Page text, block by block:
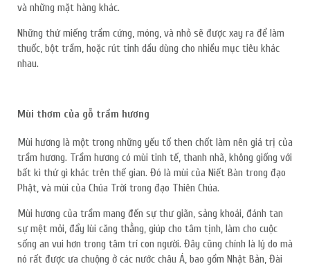
và những mặt hàng khác.
Những thứ miếng trầm cứng, móng, và nhỏ sẽ được xay ra để làm
thuốc, bột trầm, hoặc rút tinh dầu dùng cho nhiều mục tiêu khác
nhau.
Mùi thơm của gỗ trầm hương
Mùi hương là một trong những yếu tố then chốt làm nên giá trị của
trầm hương. Trầm hương có mùi tinh tế, thanh nhã, không giống với
bất kì thứ gì khác trên thế gian. Đó là mùi của Niết Bàn trong đạo
Phật, và mùi của Chúa Trời trong đạo Thiên Chúa.
Mùi hương của trầm mang đến sự thư giãn, sảng khoái, đánh tan
sự mệt mỏi, đẩy lùi căng thẳng, giúp cho tâm tịnh, làm cho cuộc
sống an vui hơn trong tâm trí con người. Đây cũng chính là lý do mà
nó rất được ưa chuộng ở các nước châu Á, bao gồm Nhật Bản, Đài